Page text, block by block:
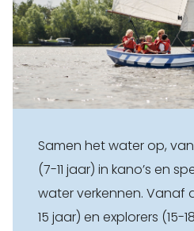
Samen het water op,
(7-11 jaar) in kano’s en
water verkennen. Vanaf
15 jaar) en explorers (15-